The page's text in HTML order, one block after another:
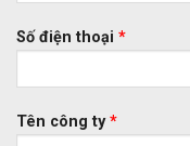
Số điện thoại *
Tên công ty*